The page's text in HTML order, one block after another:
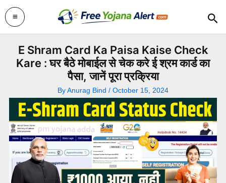
Skip
to
content
E Shram Card Ka Paisa Kaise Check
Kare : घर बैठे मोबाईल से चेक करे ई श्रम कार्ड का
पैसा, जानें पूरा प्रक्रिया
ByAnurag Bind / October 15, 2024